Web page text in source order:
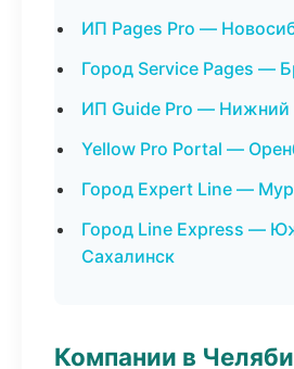
ИП Pages Pro —
Город Service Pages —
ИП Guide Pro — Нижний
Yellow Pro Portal —
Город Expert Line —
Город Line Express —
Сахалинск
Компании в